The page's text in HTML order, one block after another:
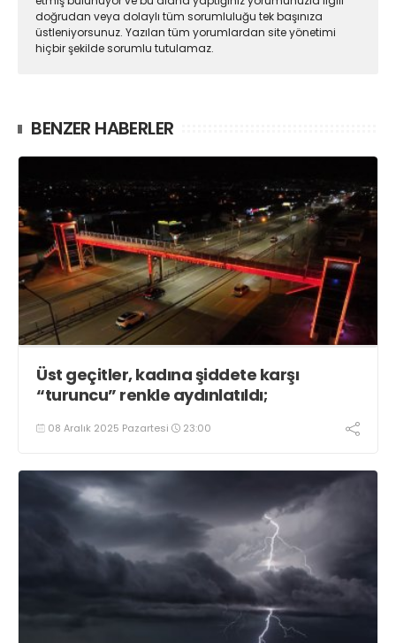
doğrudan veya dolaylı tüm sorumluluğu tek başınıza
üstleniyorsunuz. Yazılan tüm yorumlardan site yönetimi
hiçbir şekilde sorumlu tutulamaz.
BENZER HABERLER
Üst geçitler, kadına şiddete karşı
“turuncu” renkle aydınlatıldı;
08 Aralık 2025 Pazartesi 23:00